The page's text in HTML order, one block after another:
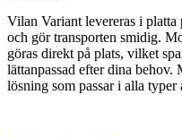
Vilan Variant levereras i
och gör transporten smidig.
göras direkt på plats, vilket
lättanpassad efter dina
lösning som passar i alla typer